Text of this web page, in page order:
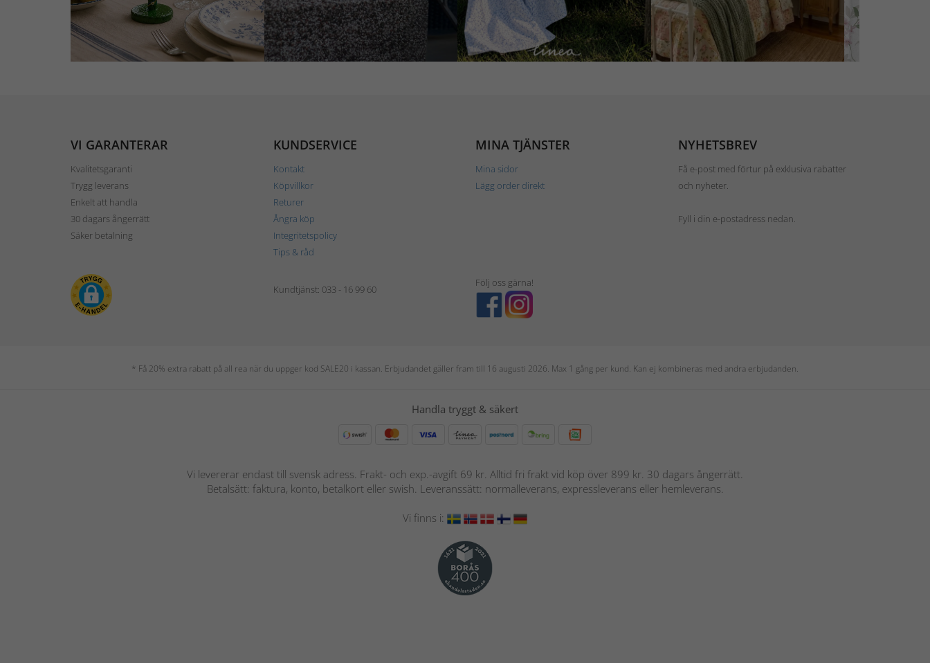
VI GARANTERAR
Kvalitetsgaranti
Trygg leverans
Enkelt att handla
30 dagars ångerrätt
Säker betalning
KUNDSERVICE
Kontakt
Köpvillkor
Returer
Ångra köp
Integritetspolicy
Tips & råd
MINA TJÄNSTER
Mina sidor
Lägg order direkt
NYHETSBREV
Få e-post med förtur på exklusiva rabatter
och nyheter.
Fyll i din e-postadress nedan.
Kundtjänst: 033 - 16 99 60
Följ oss gärna!
* Få 20% extra rabatt på all rea när du uppger kod SALE20 i kassan. Erbjudandet gäller fram till 16 augusti 2026. Max 1 gång per kund. Kan ej kombineras med andra erbjudanden.
Handla tryggt & säkert
Vi levererar endast till svensk adress. Frakt- och exp.-avgift 69 kr. Alltid fri frakt vid köp över 899 kr. 30 dagars ångerrätt.
Betalsätt: faktura, konto, betalkort eller swish. Leveranssätt: normalleverans, expressleverans eller hemleverans.
Vi finns i: